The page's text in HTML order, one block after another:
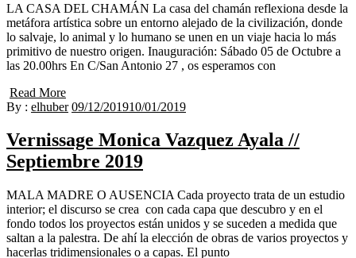
LA CASA DEL CHAMÁN La casa del chamán reflexiona desde la
metáfora artística sobre un entorno alejado de la civilización, donde
lo salvaje, lo animal y lo humano se unen en un viaje hacia lo más
primitivo de nuestro origen. Inauguración: Sábado 05 de Octubre a
las 20.00hrs En C/San Antonio 27 , os esperamos con
Read More
By : elhuber 09/12/201910/01/2019
Vernissage Monica Vazquez Ayala //
Septiembre 2019
MALA MADRE O AUSENCIA Cada proyecto trata de un estudio
interior; el discurso se crea con cada capa que descubro y en el
fondo todos los proyectos están unidos y se suceden a medida que
saltan a la palestra. De ahí la elección de obras de varios proyectos y
hacerlas tridimensionales o a capas. El punto